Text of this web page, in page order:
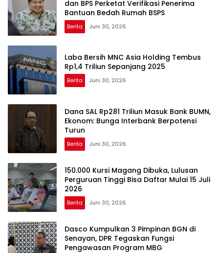
dan BPS Perketat Verifikasi Penerima
Bantuan Bedah Rumah BSPS
Berita Juni 30, 2026
Laba Bersih MNC Asia Holding Tembus
Rp1,4 Triliun Sepanjang 2025
Berita Juni 30, 2026
Dana SAL Rp281 Triliun Masuk Bank BUMN,
Ekonom: Bunga Interbank Berpotensi
Turun
Berita Juni 30, 2026
150.000 Kursi Magang Dibuka, Lulusan
Perguruan Tinggi Bisa Daftar Mulai 15 Juli
2026
Berita Juni 30, 2026
Dasco Kumpulkan 3 Pimpinan BGN di
Senayan, DPR Tegaskan Fungsi
Pengawasan Program MBG